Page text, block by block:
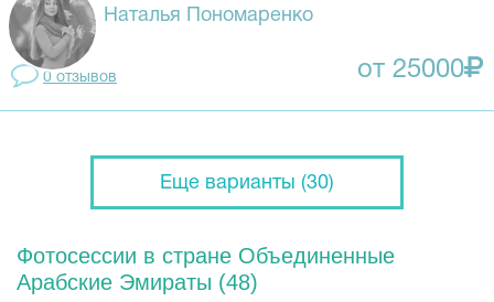
Наталья Пономаренко
0 отзывов от 25000
Еще варианты (30)
Фотосессии в стране Объединенные
Арабские Эмираты (48)